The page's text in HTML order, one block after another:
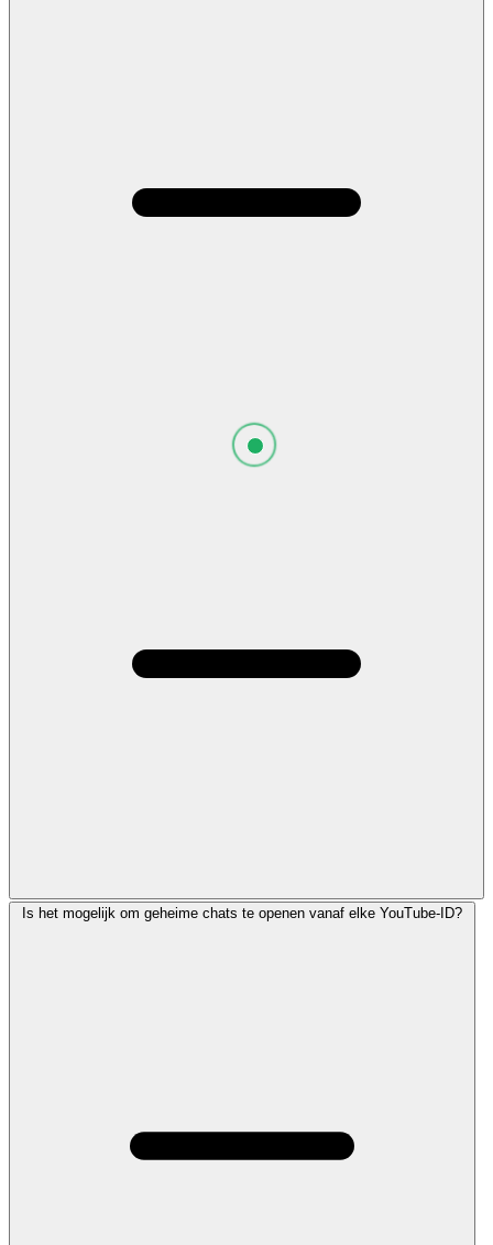
Is het mogelijk om geheime chats te openen vanaf elke YouTube-ID?